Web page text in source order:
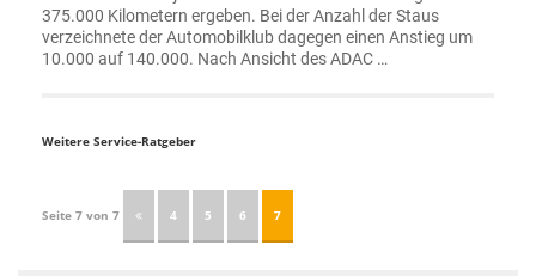
375.000 Kilometern ergeben. Bei der Anzahl der Staus
verzeichnete der Automobilklub dagegen einen Anstieg um
10.000 auf 140.000. Nach Ansicht des ADAC …
Weitere Service-Ratgeber
Seite 7 von 7 4 5 6 7